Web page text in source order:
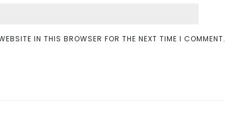
IN THIS BROWSER FOR THE NEXT TIME I COMMENT.